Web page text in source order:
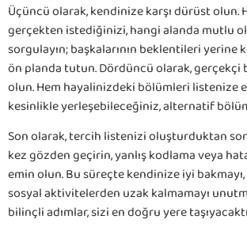
Üçüncü olarak, kendinize karşı dürüst olun.
gerçekten istediğinizi, hangi alanda mutlu
sorgulayın; başkalarının beklentileri yerine
ön planda tutun. Dördüncü olarak, gerçekçi
olun. Hem hayalinizdeki bölümleri listenize
kesinlikle yerleşebileceğiniz, alternatif
Son olarak, tercih listenizi oluşturduktan
kez gözden geçirin, yanlış kodlama veya
emin olun. Bu süreçte kendinize iyi
sosyal aktivitelerden uzak kalmamayı
bilinçli adımlar, sizi en doğru yere